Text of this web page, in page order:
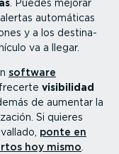
. Puedes mejorar
automáticas
y a los desti­na­
va a llegar.
software
visibilidad
de aumentar la
Si quieres
ponte en
hoy mismo